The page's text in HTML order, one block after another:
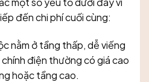
đến chi phí cuối cùng:
nằm ở tầng thấp, dễ viếng
điện thường có giá cao
hoặc tầng cao.